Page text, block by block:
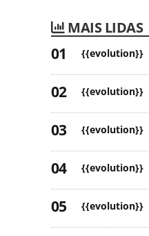
MAIS LIDAS
{{evolution}}
{{evolution}}
{{evolution}}
{{evolution}}
{{evolution}}